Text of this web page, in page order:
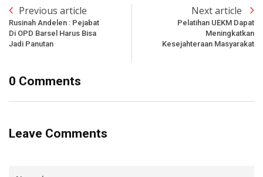
Previous article
Rusinah Andelen : Pejabat
Di OPD Barsel Harus Bisa
Jadi Panutan
Next article
Pelatihan UEKM Dapat
Meningkatkan
Kesejahteraan Masyarakat
0 Comments
Leave Comments